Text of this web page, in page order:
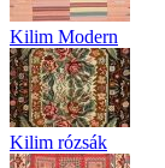
Kilim Modern
Kilim rózsák